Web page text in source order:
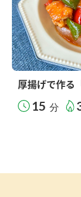
厚揚げで作る
15 分